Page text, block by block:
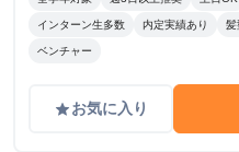
インターン生多数 内定実績あり 髪
ベンチャー
gradeお気に入り